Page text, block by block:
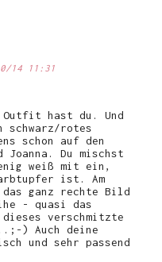
14 11:31
Outfit hast du. Und
schwarz/rotes
schon auf den
Joanna. Du mischst
weiß mit ein,
ist. Am
ganz rechte Bild
- quasi das
verschmitzte
) Auch deine
und sehr passend